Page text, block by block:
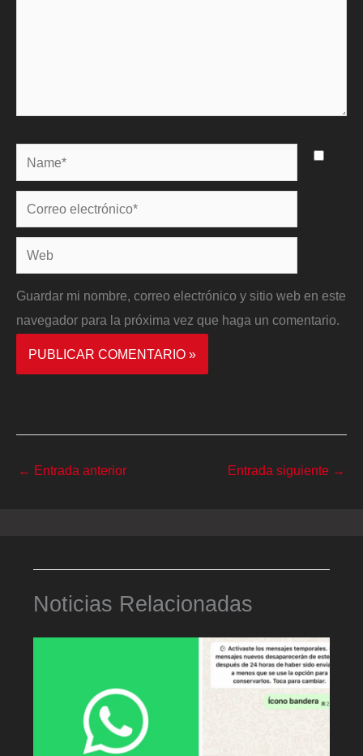
Name*
Correo
electrónico*
Web
Guardar mi nombre, correo electrónico y sitio web en este
navegador para la próxima vez que haga un comentario.
← Entrada anterior Entrada siguiente →
Noticias Relacionadas